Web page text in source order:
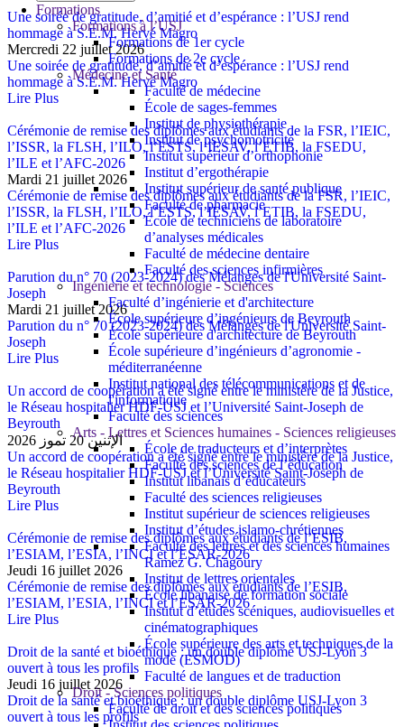
Formations
Formations à l’USJ
Formations de 1er cycle
Formations de 2e cycle
Médecine et Santé
Faculté de médecine
École de sages-femmes
Institut de physiothérapie
Institut de psychomotricité
Institut supérieur d’orthophonie
Institut d’ergothérapie
Institut supérieur de santé publique
Faculté de pharmacie
École de techniciens de laboratoire
d’analyses médicales
Faculté de médecine dentaire
Faculté des sciences infirmières
Ingénierie et technologie - Sciences
Faculté d’ingénierie et d'architecture
École supérieure d’ingénieurs de Beyrouth
École supérieure d'architecture de Beyrouth
École supérieure d’ingénieurs d’agronomie -
méditerranéenne
Institut national des télécommunications et de
l'informatique
Faculté des sciences
Arts - Lettres et Sciences humaines - Sciences religieuses
École de traducteurs et d’interprètes
Faculté des sciences de l’éducation
Institut libanais d’éducateurs
Faculté des sciences religieuses
Institut supérieur de sciences religieuses
Institut d’études islamo-chrétiennes
Faculté des lettres et des sciences humaines
Ramez G. Chagoury
Institut de lettres orientales
École libanaise de formation sociale
Institut d’études scéniques, audiovisuelles et
cinématographiques
École supérieure des arts et techniques de la
mode (ESMOD)
Faculté de langues et de traduction
Droit - Sciences politiques
Faculté de droit et des sciences politiques
Une soirée de gratitude, d’amitié et d’espérance : l’USJ rend
hommage à S.E.M. Hervé Magro
Mercredi 22 juillet 2026
Une soirée de gratitude, d’amitié et d’espérance : l’USJ rend
hommage à S.E.M. Hervé Magro
Lire Plus
Cérémonie de remise des diplômes aux étudiants de la FSR, l’IEIC,
l’ISSR, la FLSH, l’ILO, l’ESTS, l’IESAV, l’ETIB, la FSEDU,
l’ILE et l’AFC-2026
Mardi 21 juillet 2026
Cérémonie de remise des diplômes aux étudiants de la FSR, l’IEIC,
l’ISSR, la FLSH, l’ILO, l’ESTS, l’IESAV, l’ETIB, la FSEDU,
l’ILE et l’AFC-2026
Lire Plus
Parution du n° 70 (2023-2024) des Mélanges de l'Université Saint-
Joseph
Mardi 21 juillet 2026
Parution du n° 70 (2023-2024) des Mélanges de l'Université Saint-
Joseph
Lire Plus
Un accord de coopération a été signé entre le ministère de la Justice,
le Réseau hospitalier HDF-USJ et l’Université Saint-Joseph de
Beyrouth
الإثنين 20 تموز 2026
Un accord de coopération a été signé entre le ministère de la Justice,
le Réseau hospitalier HDF-USJ et l’Université Saint-Joseph de
Beyrouth
Lire Plus
Cérémonie de remise des diplômes aux étudiants de l’ESIB,
l’ESIAM, l’ESIA, l’INCI et l’ESAR-2026
Jeudi 16 juillet 2026
Cérémonie de remise des diplômes aux étudiants de l’ESIB,
l’ESIAM, l’ESIA, l’INCI et l’ESAR-2026
Lire Plus
Droit de la santé et bioéthique : un double diplôme USJ-Lyon 3
ouvert à tous les profils
Jeudi 16 juillet 2026
Droit de la santé et bioéthique : un double diplôme USJ-Lyon 3
ouvert à tous les profils